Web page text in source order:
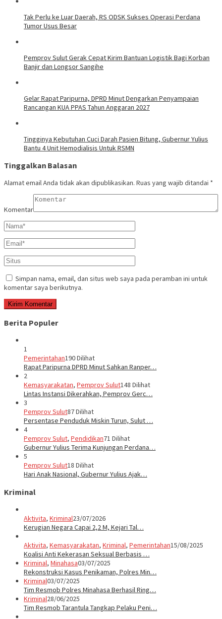
Tak Perlu ke Luar Daerah, RS ODSK Sukses Operasi Perdana
Tumor Usus Besar
Pemprov Sulut Gerak Cepat Kirim Bantuan Logistik Bagi Korban
Banjir dan Longsor Sangihe
Gelar Rapat Paripurna, DPRD Minut Dengarkan Penyampaian
Rancangan KUA PPAS Tahun Anggaran 2027
Tingginya Kebutuhan Cuci Darah Pasien Bitung, Gubernur Yulius
Bantu 4 Unit Hemodialisis Untuk RSMN
Tinggalkan Balasan
Alamat email Anda tidak akan dipublikasikan. Ruas yang wajib ditandai *
Komentar
Simpan nama, email, dan situs web saya pada peramban ini untuk
komentar saya berikutnya.
Berita Populer
1
Pemerintahan190 Dilihat
Rapat Paripurna DPRD Minut Sahkan Ranper…
2
Kemasyarakatan, Pemprov Sulut148 Dilihat
Lintas Instansi Dikerahkan, Pemprov Gerc…
3
Pemprov Sulut87 Dilihat
Persentase Penduduk Miskin Turun, Sulut …
4
Pemprov Sulut, Pendidikan71 Dilihat
Gubernur Yulius Terima Kunjungan Perdana…
5
Pemprov Sulut18 Dilihat
Hari Anak Nasional, Gubernur Yulius Ajak…
Kriminal
Aktivita, Kriminal23/07/2026
Kerugian Negara Capai 2,2 M, Kejari Tal…
Aktivita, Kemasyarakatan, Kriminal, Pemerintahan15/08/2025
Koalisi Anti Kekerasan Seksual Berbasis …
Kriminal, Minahasa03/07/2025
Rekonstruksi Kasus Penikaman, Polres Min…
Kriminal03/07/2025
Tim Resmob Polres Minahasa Berhasil Ring…
Kriminal28/06/2025
Tim Resmob Tarantula Tangkap Pelaku Peni…